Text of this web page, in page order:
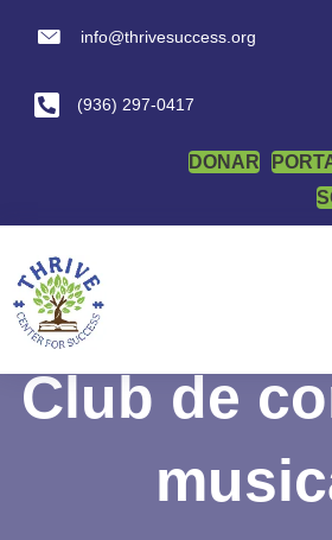
info@thrivesuccess.org
info@thrivesuccess.org
(936) 297-0417
DONAR
Club de